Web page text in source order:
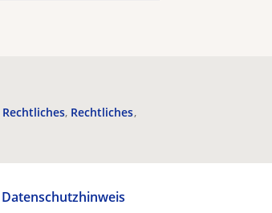
Rechtliches Rechtliches
Datenschutzhinweis